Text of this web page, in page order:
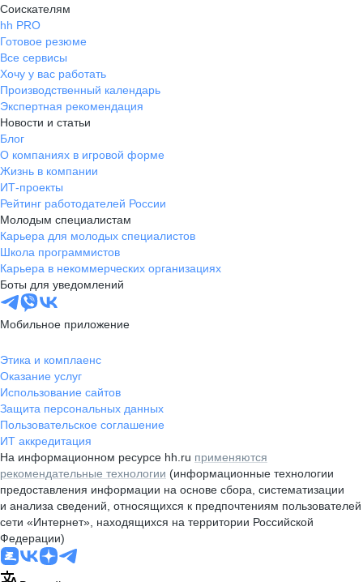
Соискателям
hh PRO
Готовое резюме
Все сервисы
Хочу у вас работать
Производственный календарь
Экспертная рекомендация
Новости и статьи
Блог
О компаниях в игровой форме
Жизнь в компании
ИТ-проекты
Рейтинг работодателей России
Молодым специалистам
Карьера для молодых специалистов
Школа программистов
Карьера в некоммерческих организациях
Боты для уведомлений
Мобильное приложение
Этика и комплаенс
Оказание услуг
Использование сайтов
Защита персональных данных
Пользовательское соглашение
ИТ аккредитация
На информационном ресурсе hh.ru применяются
рекомендательные технологии (информационные технологии
предоставления информации на основе сбора, систематизации
и анализа сведений, относящихся к предпочтениям пользователей
сети «Интернет», находящихся на территории Российской
Федерации)